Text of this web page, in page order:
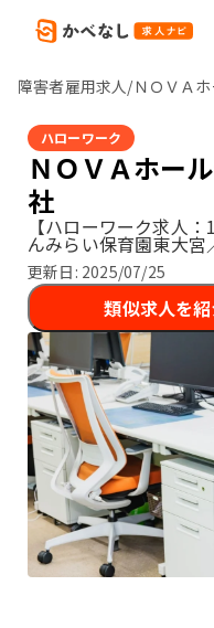
障害者雇用求人/ＮＯＶＡ
ハローワーク
ＮＯＶＡホー
社
【ハローワーク求人：
んみらい保育園東大
更新日: 2025/07/25
類似求人を紹